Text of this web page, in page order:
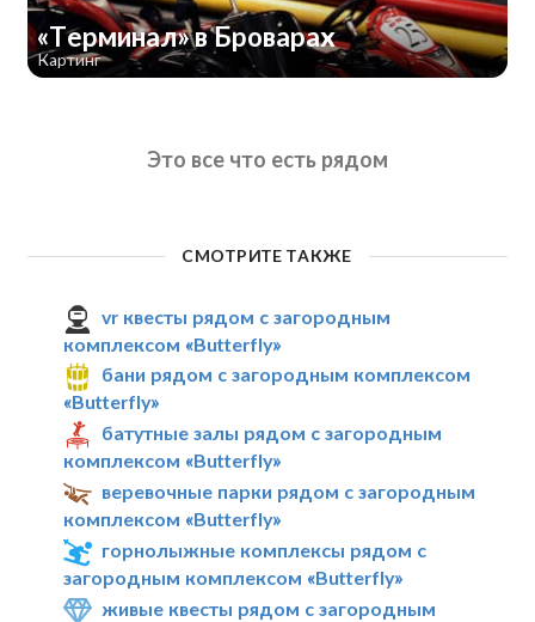
«Терминал» в Броварах
Картинг
Это все что есть рядом
СМОТРИТЕ ТАКЖЕ
vr квесты рядом с загородным
комплексом «Butterfly»
бани рядом с загородным комплексом
«Butterfly»
батутные залы рядом с загородным
комплексом «Butterfly»
веревочные парки рядом с загородным
комплексом «Butterfly»
горнолыжные комплексы рядом с
загородным комплексом «Butterfly»
живые квесты рядом с загородным